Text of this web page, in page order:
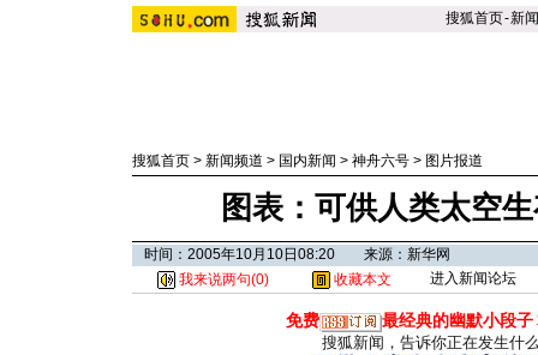
搜狐首页-新闻
搜狐首页 > 新闻频道 > 国内新闻 > 神舟六号 > 图片报道
图表：可供人类太空
时间：2005年10月10日08:20 来源：新华网
我来说两句(0) 收藏本文 进入新闻论坛
免费 最经典的幽默小段子
搜狐新闻，告诉你正在发生什